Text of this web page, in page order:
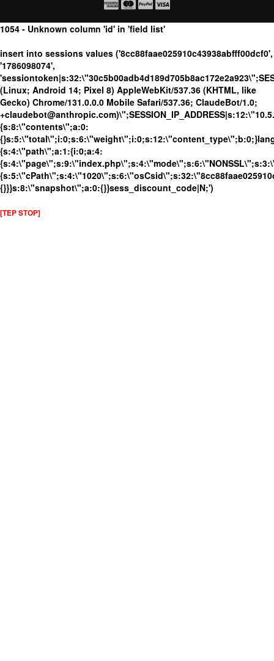
1054 - Unknown column 'id' in 'field list'
insert into sessions values ('8cc88faae025910c43938abfff00dcf0',
'1786098074',
(Linux; Android 14; Pixel 8) AppleWebKit/537.36 (KHTML, like
Gecko) Chrome/131.0.0.0 Mobile Safari/537.36; ClaudeBot/1.0;
{s:8:\"contents\";a:0:
{s:4:\"path\";a:1:{i:0;a:4:
{}}}s:8:\"snapshot\";a:0:{}}sess_discount_code|N;')
[TEP STOP]